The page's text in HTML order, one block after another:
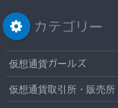
カテゴリー
仮想通貨ガールズ
仮想通貨取引所・販売所